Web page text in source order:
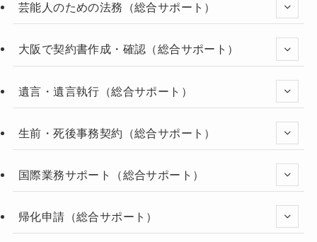
芸能人のための法務（総合サポート）
大阪で契約書作成・確認（総合サポート）
遺言・遺言執行（総合サポート）
生前・死後事務契約（総合サポート）
国際業務サポート（総合サポート）
帰化申請（総合サポート）